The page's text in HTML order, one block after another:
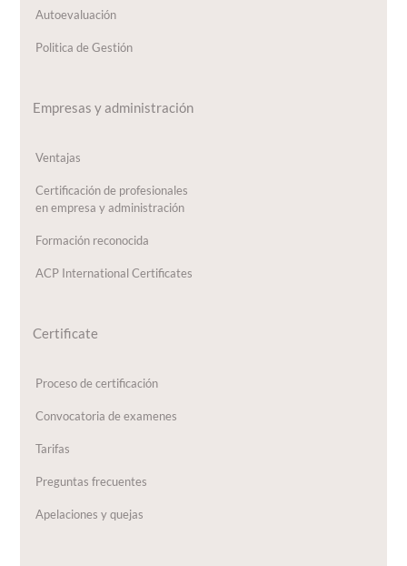
Autoevaluación
Politica de Gestión
Empresas y administración
Ventajas
Certificación de profesionales
en empresa y administración
Formación reconocida
ACP International Certificates
Certificate
Proceso de certificación
Convocatoria de examenes
Tarifas
Preguntas frecuentes
Apelaciones y quejas